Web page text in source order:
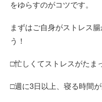
をゆらすのがコツです。
まずはご自身がストレス
う！
□忙しくてストレスがたま
□週に3日以上、寝る時間